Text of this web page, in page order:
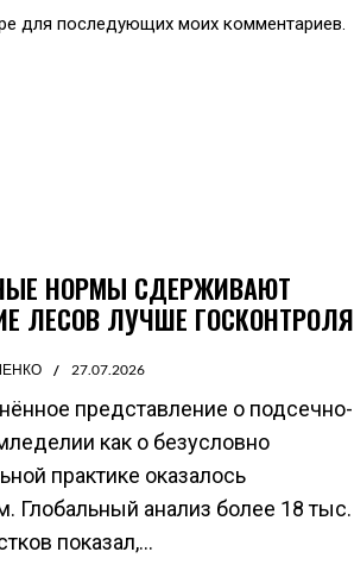
для последующих моих комментариев.
НОРМЫ СДЕРЖИВАЮТ
ЛЕСОВ ЛУЧШЕ ГОСКОНТРОЛЯ
27.07.2026
представление о подсечно-
как о безусловно
практике оказалось
Глобальный анализ более 18 тыс.
показал,...